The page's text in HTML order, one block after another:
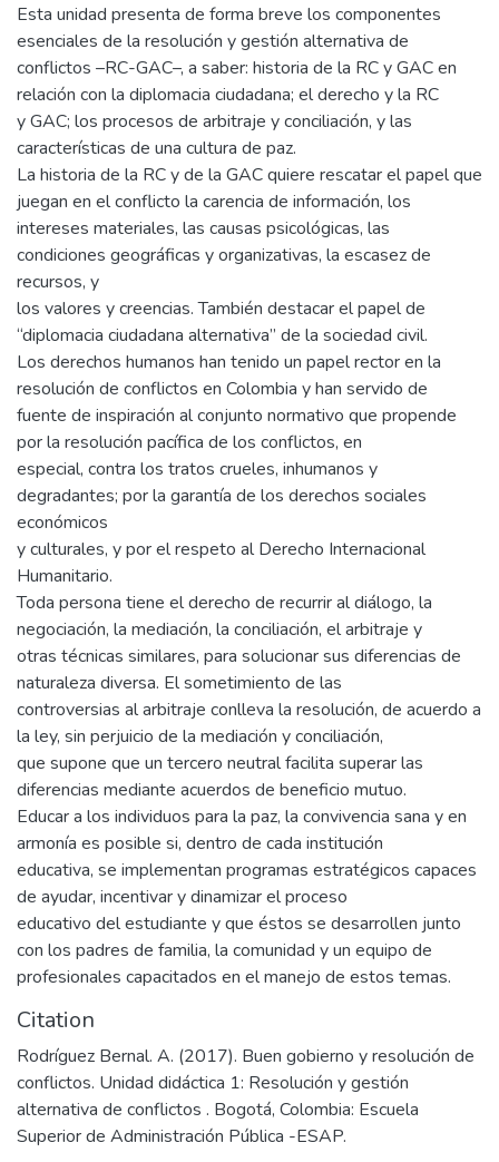
Esta unidad presenta de forma breve los componentes
esenciales de la resolución y gestión alternativa de
conflictos –RC-GAC–, a saber: historia de la RC y GAC en
relación con la diplomacia ciudadana; el derecho y la RC
y GAC; los procesos de arbitraje y conciliación, y las
características de una cultura de paz.
La historia de la RC y de la GAC quiere rescatar el papel que
juegan en el conflicto la carencia de información, los
intereses materiales, las causas psicológicas, las
condiciones geográficas y organizativas, la escasez de
recursos, y
los valores y creencias. También destacar el papel de
“diplomacia ciudadana alternativa” de la sociedad civil.
Los derechos humanos han tenido un papel rector en la
resolución de conflictos en Colombia y han servido de
fuente de inspiración al conjunto normativo que propende
por la resolución pacífica de los conflictos, en
especial, contra los tratos crueles, inhumanos y
degradantes; por la garantía de los derechos sociales
económicos
y culturales, y por el respeto al Derecho Internacional
Humanitario.
Toda persona tiene el derecho de recurrir al diálogo, la
negociación, la mediación, la conciliación, el arbitraje y
otras técnicas similares, para solucionar sus diferencias de
naturaleza diversa. El sometimiento de las
controversias al arbitraje conlleva la resolución, de acuerdo a
la ley, sin perjuicio de la mediación y conciliación,
que supone que un tercero neutral facilita superar las
diferencias mediante acuerdos de beneficio mutuo.
Educar a los individuos para la paz, la convivencia sana y en
armonía es posible si, dentro de cada institución
educativa, se implementan programas estratégicos capaces
de ayudar, incentivar y dinamizar el proceso
educativo del estudiante y que éstos se desarrollen junto
con los padres de familia, la comunidad y un equipo de
profesionales capacitados en el manejo de estos temas.
Citation
Rodríguez Bernal. A. (2017). Buen gobierno y resolución de
conflictos. Unidad didáctica 1: Resolución y gestión
alternativa de conflictos . Bogotá, Colombia: Escuela
Superior de Administración Pública -ESAP.